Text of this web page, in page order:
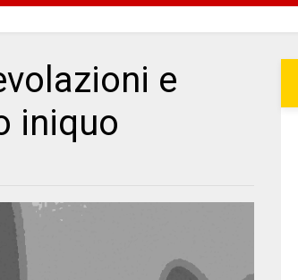
e
iniquo